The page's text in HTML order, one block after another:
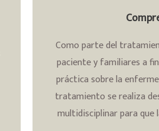
Como parte del
paciente y familiares a
práctica sobre la
tratamiento se realiza
multidisciplinar para que